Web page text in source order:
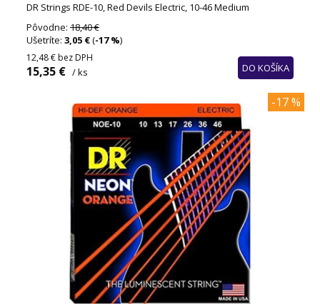
DR Strings RDE-10, Red Devils Electric, 10-46 Medium
Pôvodne: 18,40 €
Ušetríte: 3,05 €(-17 %)
12,48 € bez DPH
15,35 € / ks DO KOŠÍKA
-17 %